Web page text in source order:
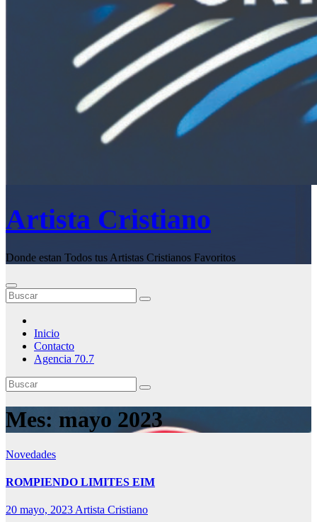
Artista Cristiano
Donde estan Todos tus Artistas Cristianos Favoritos
Inicio
Contacto
Agencia 70.7
Mes: mayo 2023
Novedades
ROMPIENDO LIMITES EIM
20 mayo, 2023 Artista Cristiano